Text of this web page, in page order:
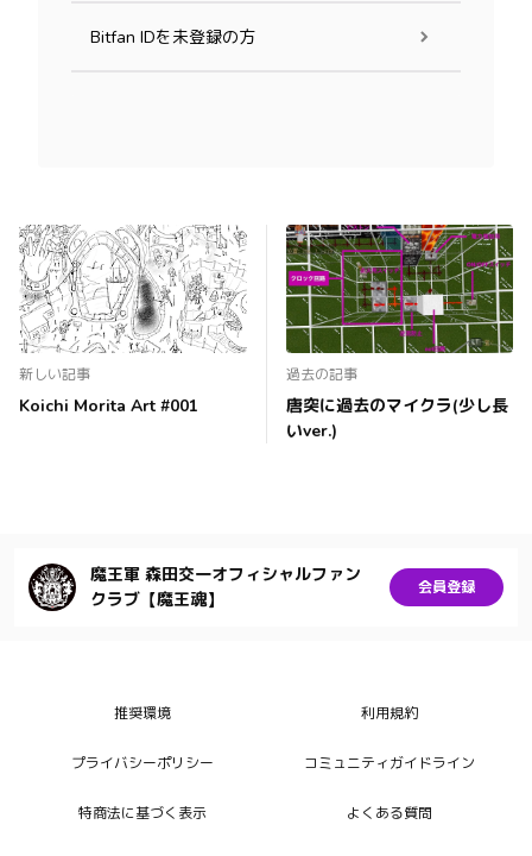
Bitfan IDを未登録の方
新しい記事
Koichi Morita Art #001
過去の記事
唐突に過去のマイクラ(少し長
いver.)
魔王軍 森田交一オフィシャルファン
クラブ【魔王魂】
会員登録
推奨環境 利用規約
プライバシーポリシー コミュニティガイドライン
特商法に基づく表示 よくある質問